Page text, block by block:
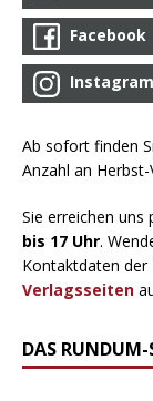
Facebook
Instagram
Ab sofort finden
Anzahl an
Sie erreichen uns
bis 17 Uhr.
Kontaktdaten der
Verlagsseiten
DAS RUNDUM-